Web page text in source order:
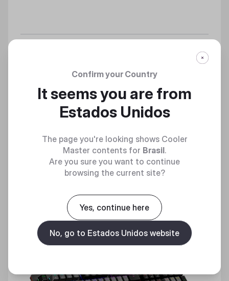
Discover
Confirm your Country
It seems you are from
Estados Unidos
The page you're looking shows Cooler
Master contents for Brasil.
Are you sure you want to continue
browsing the current site?
Yes, continue here
No, go to Estados Unidos website